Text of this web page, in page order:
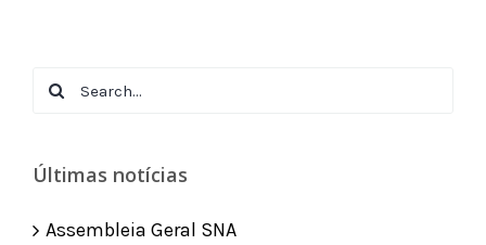
Search
Últimas notícias
Assembleia Geral SNA